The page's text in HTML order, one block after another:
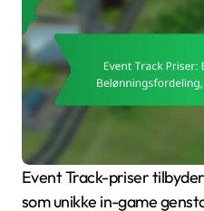
Event Track-priser tilbyder eksklusive belønninger
som unikke in-game